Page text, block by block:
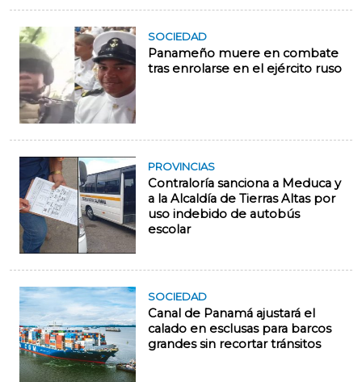
SOCIEDAD
Panameño muere en combate
tras enrolarse en el ejército ruso
PROVINCIAS
Contraloría sanciona a Meduca y
a la Alcaldía de Tierras Altas por
uso indebido de autobús
escolar
SOCIEDAD
Canal de Panamá ajustará el
calado en esclusas para barcos
grandes sin recortar tránsitos